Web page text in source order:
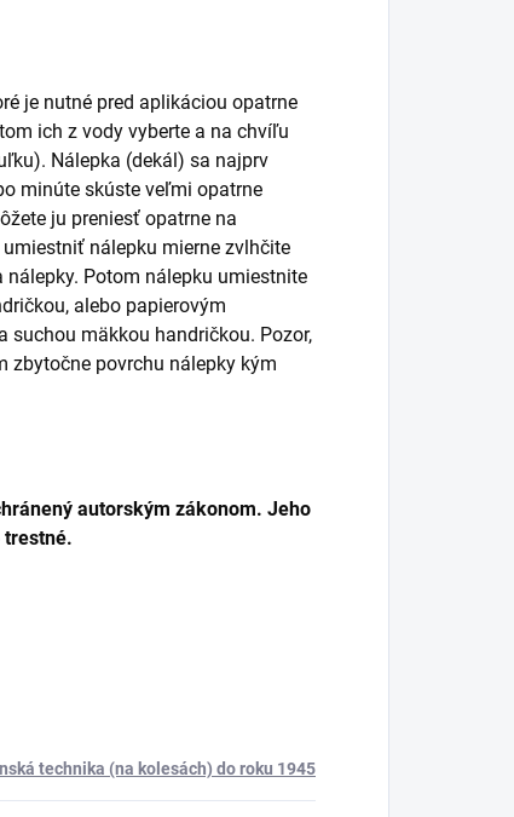
je nutné pred aplikáciou opatrne
ich z vody vyberte a na chvíľu
Nálepka (dekál) sa najprv
minúte skúste veľmi opatrne
ju preniesť opatrne na
nálepku mierne zvlhčite
Potom nálepku umiestnite
alebo papierovým
suchou mäkkou handričkou. Pozor,
zbytočne povrchu nálepky kým
autorským zákonom. Jeho
trestné.
technika (na kolesách) do roku 1945